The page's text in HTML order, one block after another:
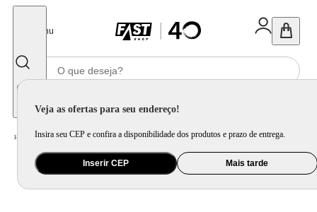
Menu
Veja as ofertas para seu endereço!
Insira seu CEP e confira a disponibilidade dos produtos e prazo de entrega.
Inserir CEP Mais tarde
Home Mercado / Alimento / Snack Saudável